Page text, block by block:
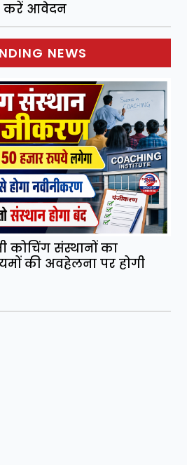
करें आवेदन
NEWS
कोचिंग संस्थानों का
की अवहेलना पर होगी